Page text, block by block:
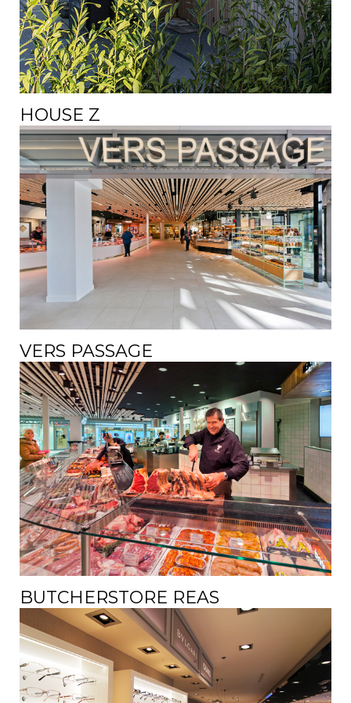
HOUSE Z
VERS PASSAGE
BUTCHERSTORE REAS